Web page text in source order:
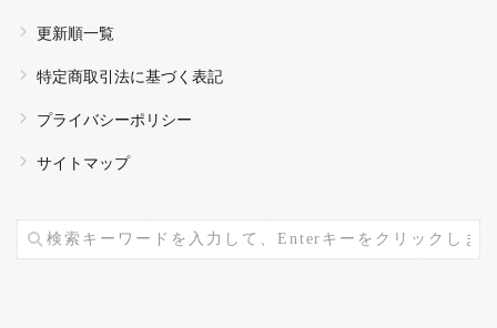
更新順一覧
特定商取引法に基づく表記
プライバシーポリシー
サイトマップ